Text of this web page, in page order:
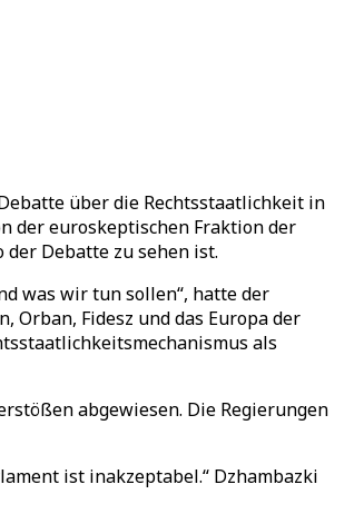
über die Rechtsstaatlichkeit in
der euroskeptischen Fraktion der
der Debatte zu sehen ist.
was wir tun sollen“, hatte der
Orban, Fidesz und das Europa der
als
abgewiesen. Die Regierungen
ist inakzeptabel.“ Dzhambazki